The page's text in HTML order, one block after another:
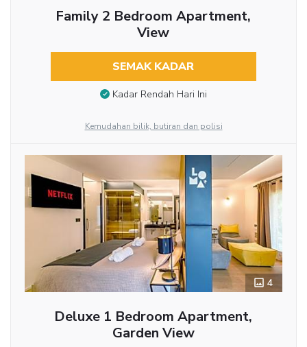
Family 2 Bedroom Apartment,
View
SEMAK KADAR
Kadar Rendah Hari Ini
Kemudahan bilik, butiran dan polisi
4
Deluxe 1 Bedroom Apartment,
Garden View